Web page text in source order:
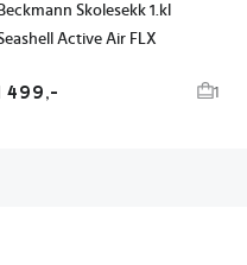
Beckmann Skolesekk 1.kl
Active Air FLX
499,- 1